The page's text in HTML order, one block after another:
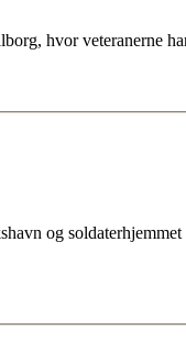
hvor veteranerne
og